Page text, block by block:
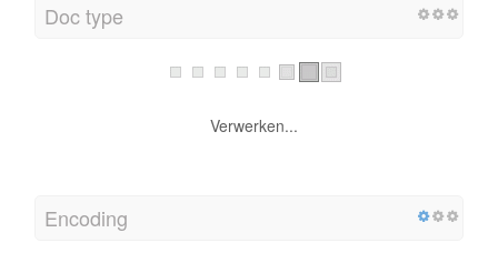
Doc type
Verwerken...
Encoding